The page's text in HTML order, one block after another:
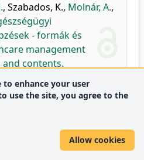
, Szabados, K., Molnár, A.,
- formák és
management
contents.
7 (1), 1-15, 2022.
Bács, Z.,Kerezsi, D.,
Egy kiválasztott
ág vállalatainak
to enhance your user
use the site, you agree to the
Allow cookies